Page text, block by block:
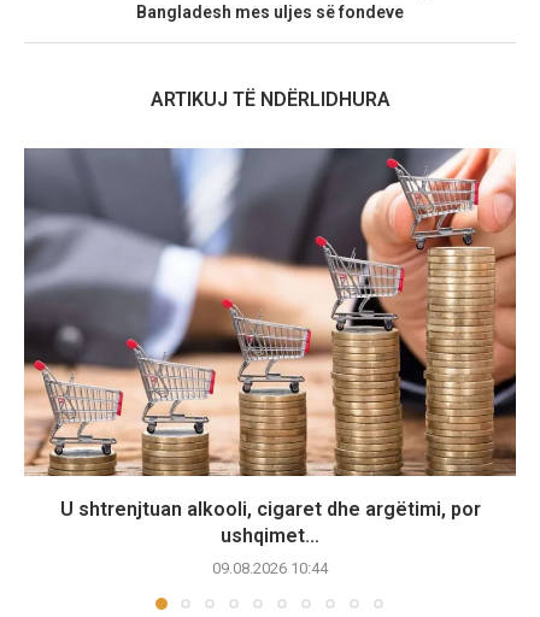
Bangladesh mes uljes së fondeve
ARTIKUJ TË NDËRLIDHURA
U shtrenjtuan alkooli, cigaret dhe argëtimi, por
ushqimet...
09.08.2026 10:44